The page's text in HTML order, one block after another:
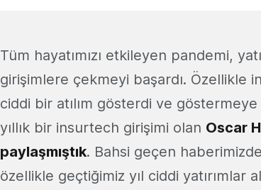
Tüm hayatımızı etkileyen pandemi,
girişimlere çekmeyi başardı. Özellikle
ciddi bir atılım gösterdi ve
yıllık bir insurtech girişimi olan Oscar
paylaşmıştık. Bahsi geçen
özellikle geçtiğimiz yıl ciddi yatırımlar